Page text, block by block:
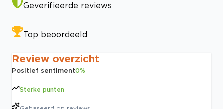
Geverifieerde reviews
Top beoordeeld
Review overzicht
Positief sentiment0%
Sterke punten